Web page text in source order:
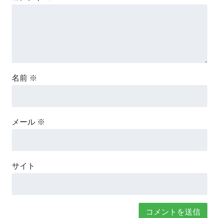
名前 ※
メール ※
サイト